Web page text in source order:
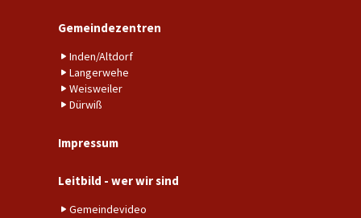
Gemeindezentren
Inden/Altdorf
Langerwehe
Weisweiler
Dürwiß
Impressum
Leitbild - wer wir sind
Gemeindevideo